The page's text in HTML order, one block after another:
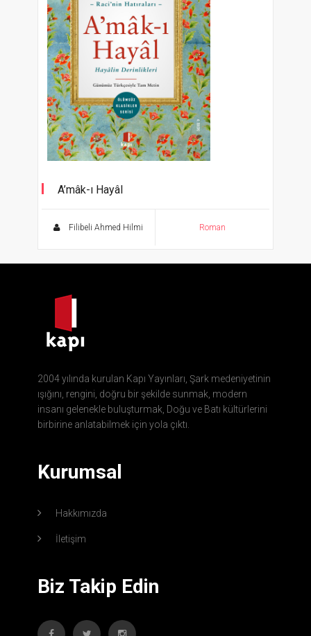
A’mâk-ı Hayâl
Filibeli Ahmed Hilmi Roman
2004 yılında kurulan Kapı Yayınları, Şark medeniyetinin
ışığını, rengini, doğru bir şekilde sunmak, modern
insanı gelenekle buluşturmak, Doğu ve Batı kültürlerini
birbirine anlatabilmek için yola çıktı.
Kurumsal
Hakkımızda
İletişim
Biz Takip Edin